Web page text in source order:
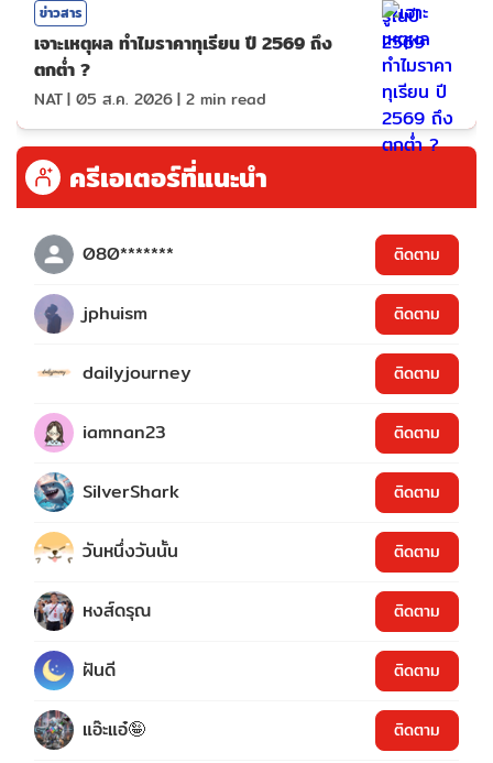
ข่าวสาร
เจาะเหตุผล ทำไมราคาทุเรียน ปี 2569 ถึง
ตกต่ำ ?
NAT| 05 ส.ค. 2026| 2 min read
ครีเอเตอร์ที่แนะนำ
080******* ติดตาม
jphuism ติดตาม
dailyjourney ติดตาม
iamnan23 ติดตาม
SilverShark ติดตาม
วันหนึ่งวันนั้น ติดตาม
หงส์ดรุณ ติดตาม
ฝันดี ติดตาม
แอ๊ะแอ๋🤪 ติดตาม